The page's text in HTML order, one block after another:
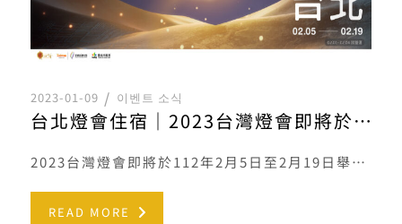
2023-01-09 이벤트 소식
台北燈會住宿｜2023台灣燈會即將於112年2月5日至2月19日舉辦
2023台灣燈會即將於112年2月5日至2月19日舉辦 希望之光點亮城市，循著光的軌跡，台北—引領我們走向未來 […]
READ MORE